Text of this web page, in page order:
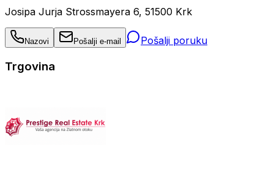
Josipa Jurja Strossmayera 6, 51500 Krk
Nazovi Pošalji e-mail Pošalji poruku
Trgovina